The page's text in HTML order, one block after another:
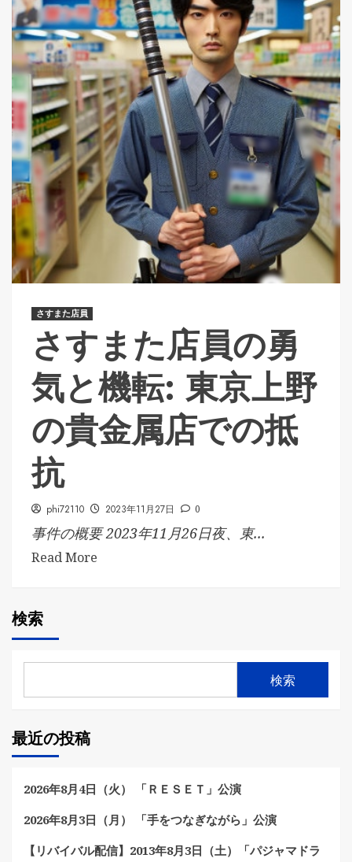
さすまた店員
さすまた店員の勇
気と機転: 東京上野
の貴金属店での抵
抗
phi72110 2023年11月27日 0
事件の概要 2023年11月26日夜、東...
Read More
検索
検索
最近の投稿
2026年8月4日（火） 「ＲＥＳＥＴ」公演
2026年8月3日（月） 「手をつなぎながら」公演
【リバイバル配信】2013年8月3日（土）「パジャマドラ